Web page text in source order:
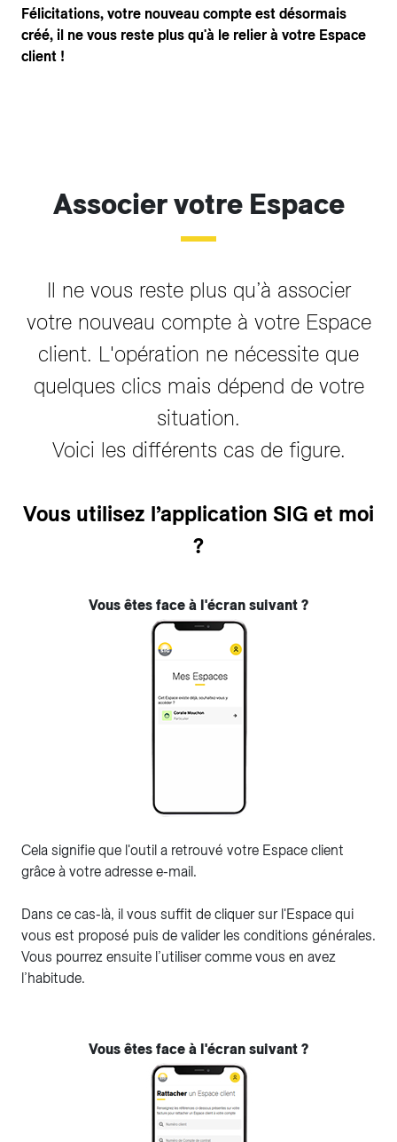
Félicitations, votre nouveau compte est désormais
créé, il ne vous reste plus qu'à le relier à votre Espace
client !
Associer votre Espace
Il ne vous reste plus qu’à associer
votre nouveau compte à votre Espace
client. L'opération ne nécessite que
quelques clics mais dépend de votre
situation.
Voici les différents cas de figure.
Vous utilisez l’application SIG et moi
?
Vous êtes face à l'écran suivant ?
Cela signifie que l'outil a retrouvé votre Espace client
grâce à votre adresse e-mail.
Dans ce cas-là, il vous suffit de cliquer sur l'Espace qui
vous est proposé puis de valider les conditions générales.
Vous pourrez ensuite l’utiliser comme vous en avez
l’habitude.
Vous êtes face à l'écran suivant ?